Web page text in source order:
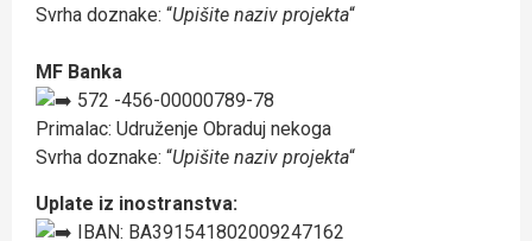
Svrha doznake: “Upišite naziv projekta“
MF Banka
572 -456-00000789-78
Primalac: Udruženje Obraduj nekoga
Svrha doznake: “Upišite naziv projekta“
Uplate iz inostranstva:
IBAN: BA391541802009247162